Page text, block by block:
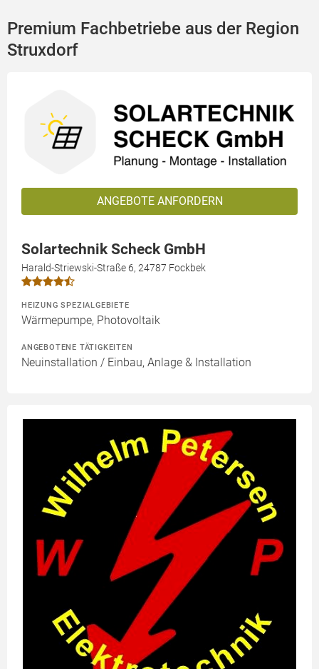
Premium Fachbetriebe aus der Region
Struxdorf
ANGEBOTE ANFORDERN
Solartechnik Scheck GmbH
Harald-Striewski-Straße 6, 24787 Fockbek
HEIZUNG SPEZIALGEBIETE
Wärmepumpe, Photovoltaik
ANGEBOTENE TÄTIGKEITEN
Neuinstallation / Einbau, Anlage & Installation